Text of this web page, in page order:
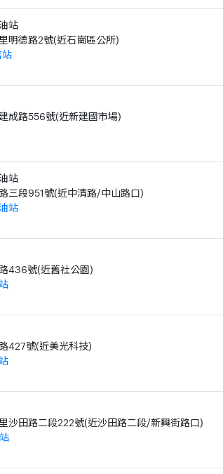
站
明德路2號(近石崗區公所)
成路556號(近新建國市場)
站
三段951號(近中清路/中山路口)
站
436號(近舊社公園)
427號(近美光科技)
沙田路二段222號(近沙田路二段/新興街路口)